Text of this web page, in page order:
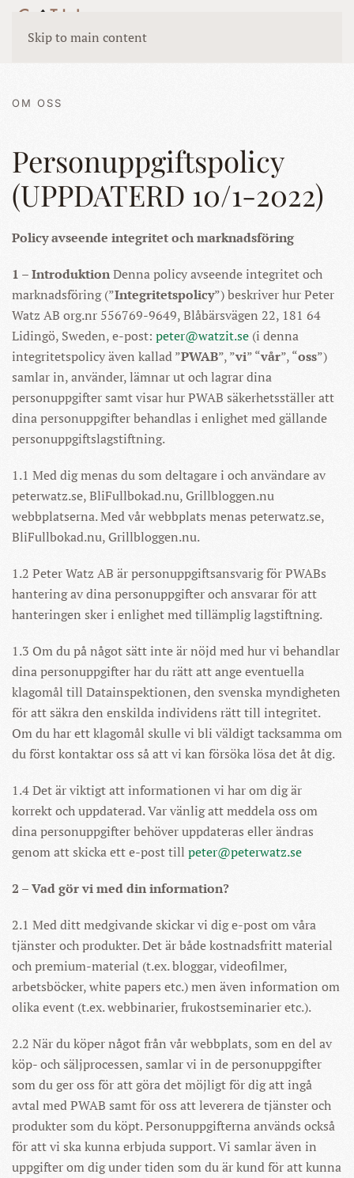
Skip to main content
OM OSS
Personuppgiftspolicy
(UPPDATERD 10/1-2022)
Policy avseende integritet och marknadsföring
1 – IntroduktionDenna policy avseende integritet och
marknadsföring (”Integritetspolicy”) beskriver hur Peter
Watz AB org.nr 556769-9649, Blåbärsvägen 22, 181 64
Lidingö, Sweden, e-post: peter@watzit.se (i denna
integritetspolicy även kallad ”PWAB”, ”vi” “vår”, “oss”)
samlar in, använder, lämnar ut och lagrar dina
personuppgifter samt visar hur PWAB säkerhetsställer att
dina personuppgifter behandlas i enlighet med gällande
personuppgiftslagstiftning.
1.1 Med dig menas du som deltagare i och användare av
peterwatz.se, BliFullbokad.nu, Grillbloggen.nu
webbplatserna. Med vår webbplats menas peterwatz.se,
BliFullbokad.nu, Grillbloggen.nu.
1.2 Peter Watz AB är personuppgiftsansvarig för PWABs
hantering av dina personuppgifter och ansvarar för att
hanteringen sker i enlighet med tillämplig lagstiftning.
1.3 Om du på något sätt inte är nöjd med hur vi behandlar
dina personuppgifter har du rätt att ange eventuella
klagomål till Datainspektionen, den svenska myndigheten
för att säkra den enskilda individens rätt till integritet.
Om du har ett klagomål skulle vi bli väldigt tacksamma om
du först kontaktar oss så att vi kan försöka lösa det åt dig.
1.4 Det är viktigt att informationen vi har om dig är
korrekt och uppdaterad. Var vänlig att meddela oss om
dina personuppgifter behöver uppdateras eller ändras
genom att skicka ett e-post till peter@peterwatz.se
2 – Vad gör vi med din information?
2.1 Med ditt medgivande skickar vi dig e-post om våra
tjänster och produkter. Det är både kostnadsfritt material
och premium-material (t.ex. bloggar, videofilmer,
arbetsböcker, white papers etc.) men även information om
olika event (t.ex. webbinarier, frukostseminarier etc.).
2.2 När du köper något från vår webbplats, som en del av
köp- och säljprocessen, samlar vi in de personuppgifter
som du ger oss för att göra det möjligt för dig att ingå
avtal med PWAB samt för oss att leverera de tjänster och
produkter som du köpt. Personuppgifterna används också
för att vi ska kunna erbjuda support. Vi samlar även in
uppgifter om dig under tiden som du är kund för att kunna